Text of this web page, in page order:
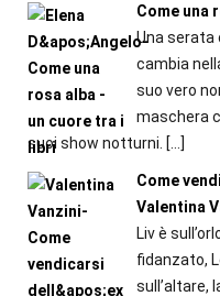
Come una
Una serata
cambia
suo vero
maschera
suoi show notturni. […]
Come
Valentina
Liv è
fidanzato,
sull’altare,